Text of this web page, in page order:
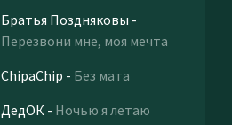
Братья Поздняковы -
Перезвони мне, моя мечта
ChipaChip - Без мата
ДедОК - Ночью я летаю